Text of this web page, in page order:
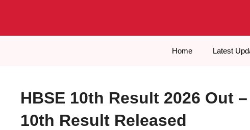
Home Latest
HBSE 10th Result 2026 Out
10th Result Released